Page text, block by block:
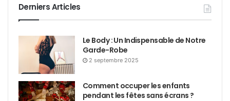
Derniers Articles
Le Body : Un Indispensable de Notre
Garde-Robe
2 septembre 2025
Comment occuper les enfants
pendant les fêtes sans écrans ?